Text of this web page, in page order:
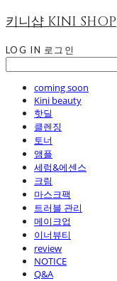
키니샵 KINI SHOP
LOG IN 로그인
coming soon
Kini beauty
핫딜
클렌징
토너
앰플
세럼&에센스
크림
마스크팩
트러블 관리
메이크업
이너뷰티
review
NOTICE
Q&A